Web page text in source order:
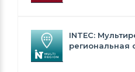
INTEC:
региональная